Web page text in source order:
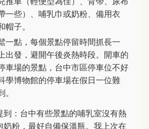
一些）、哺乳巾或奶粉、備用衣
子。
一點，每個景點停留時間抓長一
出發，避開午後炎熱時段。開車的
車場的景點，台中市區停車位不好
學博物館的停車場在假日一位難
到：台中有些景點的哺乳室沒有熱
奶粉，最好自備保溫瓶。我上次在